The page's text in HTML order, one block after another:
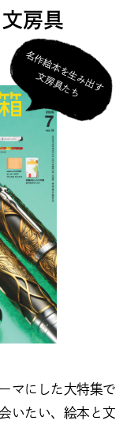
房具
名
作
絵
本
を
生
み
出
す
文
房
具
た
ち
マにした大特集で
いたい、絵本と文